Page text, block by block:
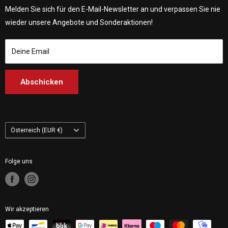
Vagnsvägen 4, 311 32 Falkenberg, Schweden.
Melden Sie sich für den E-Mail-Newsletter an und verpassen Sie nie
wieder unsere Angebote und Sonderaktionen!
Deine Email
Abschicken
Bedingungen der Dienstleistung
Customhoj Dänemark
Customhoj Deutschland
Customhoj Frankreich
Customhoj Italien
Customhoj Niederlande
Customhoj Finnland
Land/Region
Österreich (EUR €)
Folge uns
Wir akzeptieren